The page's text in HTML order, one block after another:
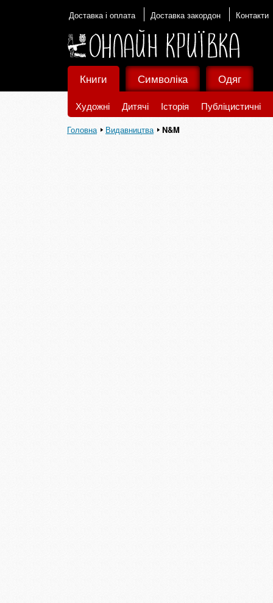
Доставка і оплата Доставка закордон Контакти
Книги
Художні Дитячі Історія Публіцистичні
Символіка Одяг
Головна Видавництва N&M